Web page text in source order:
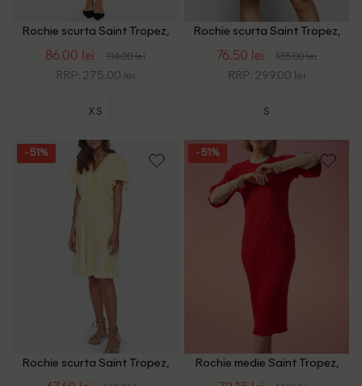
Rochie scurta Saint Tropez,
86.00 lei 114.00 lei
RRP: 275.00 lei
XS
Rochie scurta Saint Tropez,
76.50 lei 135.00 lei
RRP: 299.00 lei
S
- 51%
Rochie scurta Saint Tropez,
- 51%
Rochie medie Saint Tropez,